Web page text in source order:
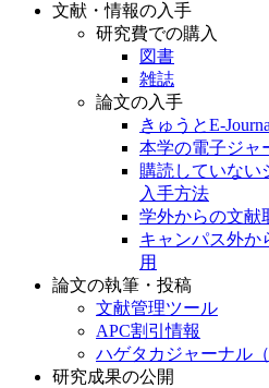
文献・情報の入手
研究費での購入
図書
雑誌
論文の入手
きゅうとE-
本学の電子ジャ
購読していない
入手方法
学外からの文献
キャンパス外か
用
論文の執筆・投稿
文献管理ツール
APC割引情報
ハゲタカジャーナル（
研究成果の公開